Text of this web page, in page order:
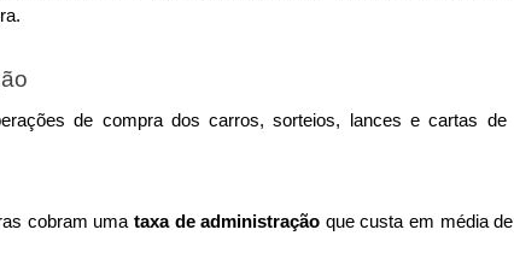
de compra dos carros, sorteios, lances e cartas
cobram uma taxa de administração que custa em média